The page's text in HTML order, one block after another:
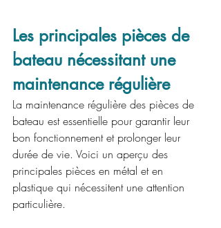
Les principales pièces de
bateau nécessitant une
maintenance régulière
La maintenance régulière des pièces de
bateau est essentielle pour garantir leur
bon fonctionnement et prolonger leur
durée de vie. Voici un aperçu des
principales pièces en métal et en
plastique qui nécessitent une attention
particulière.